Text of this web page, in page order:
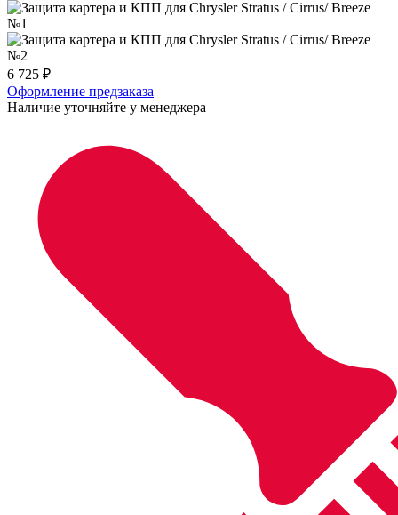
6 725 ₽
Оформление предзаказа
Наличие уточняйте у менеджера